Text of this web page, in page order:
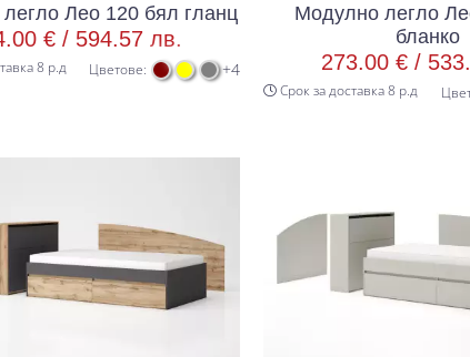
Лео 120 бял гланц
€ / 594.57 лв.
8 р.д Цветове: +4
Модулно легло
бланко
273.00 € /
Срок за доставка 8 р.д